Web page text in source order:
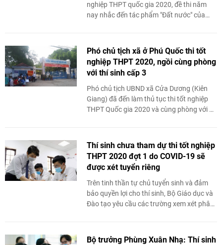
nghiệp THPT quốc gia 2020, đề thi năm
nay nhắc đến tác phẩm "Đất nước" của
Phó chủ tịch xã ở Phú Quốc thi tốt
nghiệp THPT 2020, ngồi cùng phòng
với thí sinh cấp 3
Phó chủ tịch UBND xã Cửa Dương (Kiên
Giang) đã đến làm thủ tục thi tốt nghiệp
THPT Quốc gia 2020 và cùng phòng với 23
Thí sinh chưa tham dự thi tốt nghiệp
THPT 2020 đợt 1 do COVID-19 sẽ
được xét tuyển riêng
Trên tinh thần tự chủ tuyển sinh và đảm
bảo quyền lợi cho thí sinh, Bộ Giáo dục và
Đào tạo yêu cầu các trường xem xét phân
Bộ trưởng Phùng Xuân Nhạ: Thí sinh